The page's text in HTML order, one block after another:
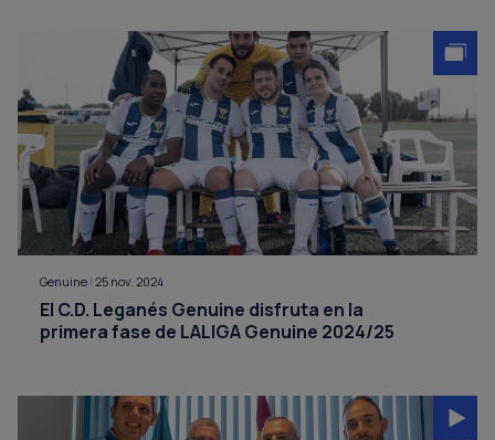
Genuine | 25 nov. 2024
El C.D. Leganés Genuine disfruta en la
primera fase de LALIGA Genuine 2024/25